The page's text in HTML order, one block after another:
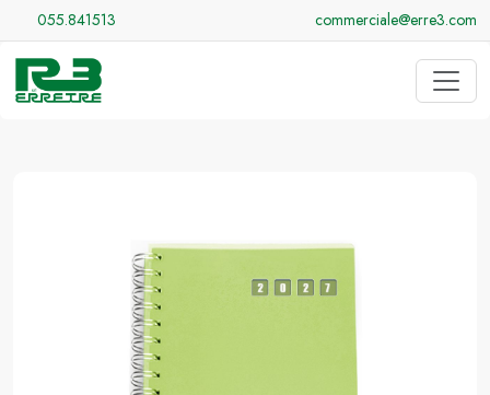
055.841513 commerciale@erre3.com